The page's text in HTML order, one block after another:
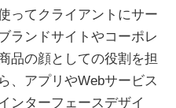
ってクライアントにサー
ランドサイトやコーポレ
品の顔としての役割を担
、アプリやWebサービス
ンターフェースデザイ